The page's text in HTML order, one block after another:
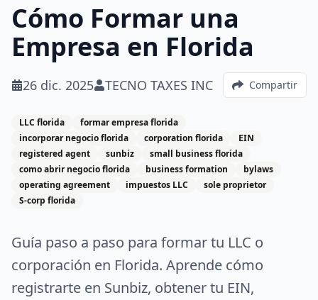
Cómo Formar una
Empresa en Florida
26 dic. 2025 TECNO TAXES INC Compartir
LLC florida
formar empresa florida
incorporar negocio florida
corporation florida
EIN
registered agent
sunbiz
small business florida
como abrir negocio florida
business formation
bylaws
operating agreement
impuestos LLC
sole proprietor
S-corp florida
Guía paso a paso para formar tu LLC o
corporación en Florida. Aprende cómo
registrarte en Sunbiz, obtener tu EIN,